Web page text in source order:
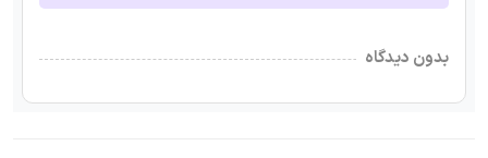
بدون دیدگاه